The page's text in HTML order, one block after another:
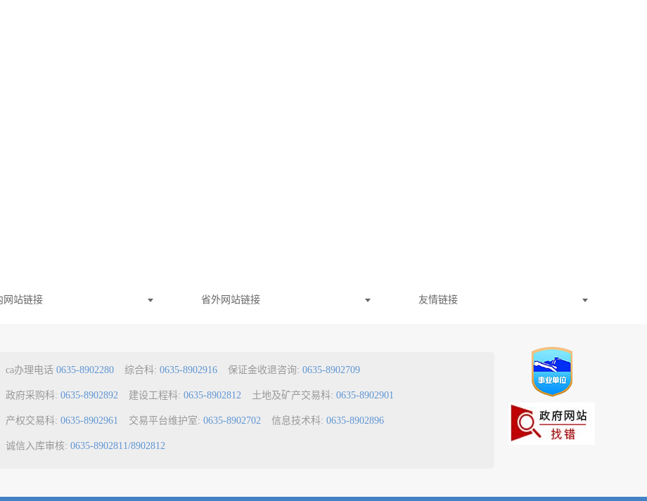
网站链接 省外网站链接 友情链接
ca办理电话 0635-8902280 综合科: 0635-8902916 保证金收退咨询: 0635-8902709
政府采购科: 0635-8902892 建设工程科: 0635-8902812 土地及矿产交易科: 0635-8902901
产权交易科: 0635-8902961 交易平台维护室: 0635-8902702 信息技术科: 0635-8902896
诚信入库审核: 0635-8902811/8902812